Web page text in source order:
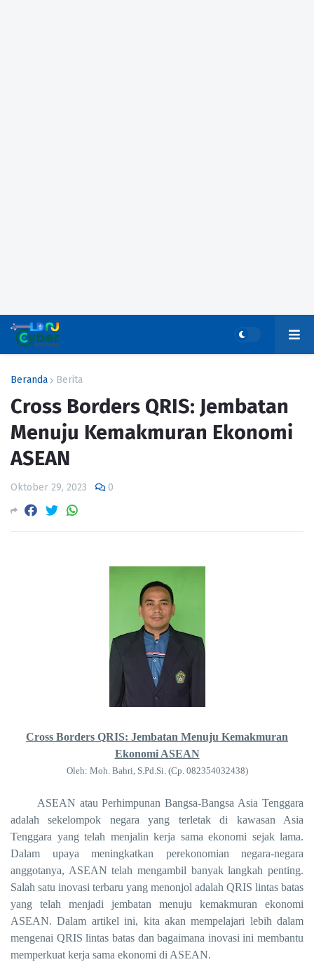
Beranda Berita
Cross Borders QRIS: Jembatan
Menuju Kemakmuran Ekonomi
ASEAN
Oktober 29, 2023 0
Cross Borders QRIS: Jembatan Menuju Kemakmuran
Ekonomi ASEAN
Oleh: Moh. Bahri, S.Pd.Si. (Cp. 082354032438)
ASEAN atau Perhimpunan Bangsa-Bangsa Asia Tenggara
adalah sekelompok negara yang terletak di kawasan Asia
Tenggara yang telah menjalin kerja sama ekonomi sejak lama.
Dalam upaya meningkatkan perekonomian negara-negara
anggotanya, ASEAN telah mengambil banyak langkah penting.
Salah satu inovasi terbaru yang menonjol adalah QRIS lintas batas
yang telah menjadi jembatan menuju kemakmuran ekonomi
ASEAN. Dalam artikel ini, kita akan mempelajari lebih dalam
mengenai QRIS lintas batas dan bagaimana inovasi ini membantu
memperkuat kerja sama ekonomi di ASEAN.